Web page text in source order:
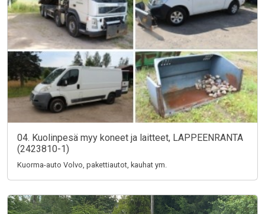
04. Kuolinpesä myy koneet ja laitteet, LAPPEENRANTA
(2423810-1)
Kuorma-auto Volvo, pakettiautot, kauhat ym.